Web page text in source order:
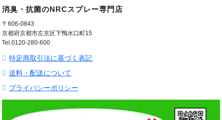
消臭・抗菌のNRCスプレー専門店
〒606-0843
京都府京都市左京区下鴨水口町15
Tel.0120-280-600
特定商取引法に基づく表記
送料・配送について
プライバシーポリシー